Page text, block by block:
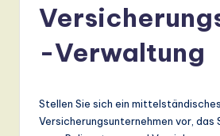
-Verwaltung
Stellen Sie sich ein mittelständisches
Versicherungsunternehmen vor, das